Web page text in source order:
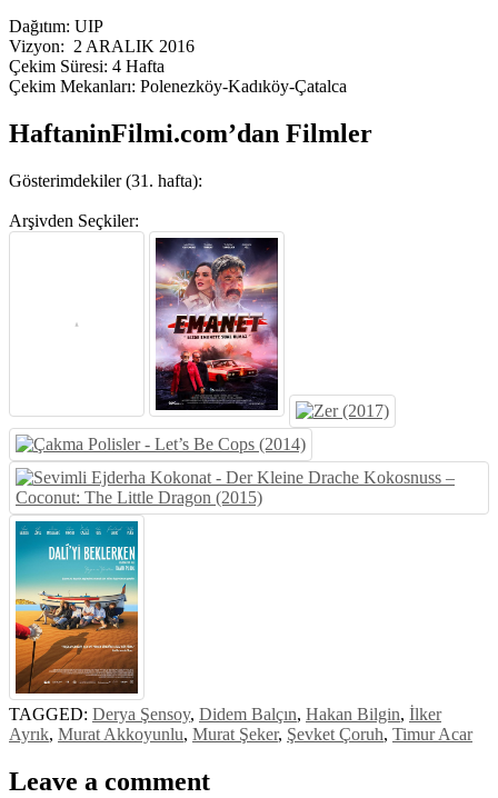
Dağıtım: UIP
Vizyon: 2 ARALIK 2016
Çekim Süresi: 4 Hafta
Çekim Mekanları: Polenezköy-Kadıköy-Çatalca
HaftaninFilmi.com’dan Filmler
Gösterimdekiler (31. hafta):
Arşivden Seçkiler:
TAGGED: Derya Şensoy, Didem Balçın, Hakan Bilgin, İlker
Ayrık, Murat Akkoyunlu, Murat Şeker, Şevket Çoruh, Timur Acar
Leave a comment